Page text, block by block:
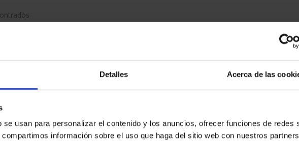
Detalles Acerca de las
usan para personalizar el contenido y los anuncios, ofrecer funciones de redes
información sobre el uso que haga del sitio web con nuestros